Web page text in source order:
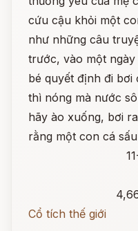
cứu cậu khỏi một
như những câu
trước, vào một
bé quyết định đi bơi
thì nóng mà nước
hãy ào xuống, bơi
rằng một con cá
Cổ tích thế giới